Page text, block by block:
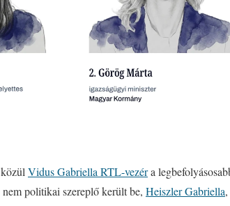
Vidus Gabriella RTL-vezéra
politikai szereplő került be, Heiszler Gabriella